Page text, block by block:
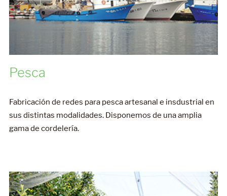
Fabricación de redes para pesca artesanal e insdustrial en
sus distintas modalidades. Disponemos de una amplia
gama de cordelería.